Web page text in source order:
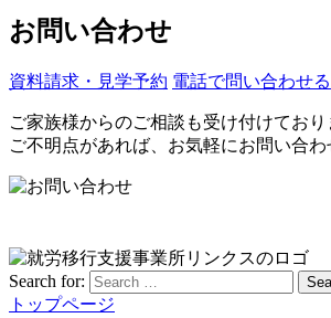
お問い合わせ
資料請求・見学予約 電話で問い合わせる
ご家族様からのご相談も受け付けており
ご不明点があれば、お気軽にお問い合わ
Search for:
トップページ